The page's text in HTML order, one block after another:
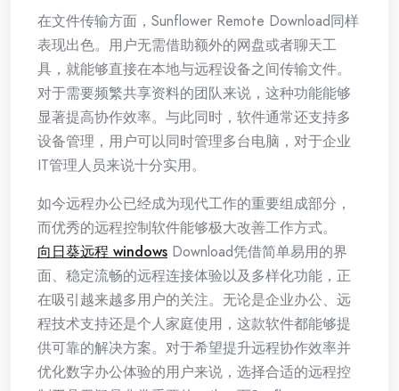
在文件传输方面，Sunflower Remote Download同样
表现出色。用户无需借助额外的网盘或者聊天工
具，就能够直接在本地与远程设备之间传输文件。
对于需要频繁共享资料的团队来说，这种功能能够
显著提高协作效率。与此同时，软件通常还支持多
设备管理，用户可以同时管理多台电脑，对于企业
IT管理人员来说十分实用。
如今远程办公已经成为现代工作的重要组成部分，
而优秀的远程控制软件能够极大改善工作方式。
向日葵远程 windows Download凭借简单易用的界
面、稳定流畅的远程连接体验以及多样化功能，正
在吸引越来越多用户的关注。无论是企业办公、远
程技术支持还是个人家庭使用，这款软件都能够提
供可靠的解决方案。对于希望提升远程协作效率并
优化数字办公体验的用户来说，选择合适的远程控